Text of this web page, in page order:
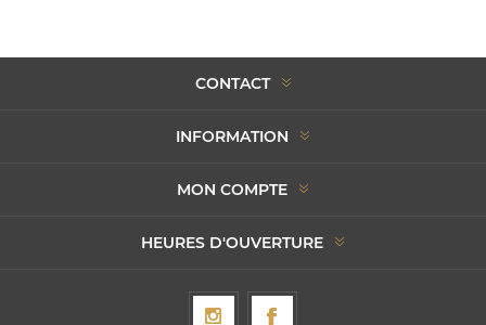
CONTACT
INFORMATION
MON COMPTE
HEURES D'OUVERTURE